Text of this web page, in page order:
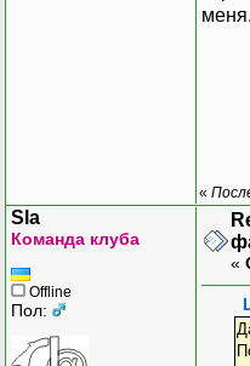
«
Sla
Команда клуба
Offline
Пол:
«